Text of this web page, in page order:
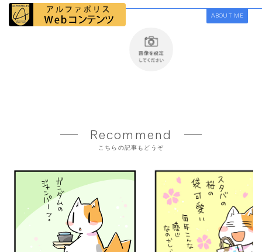
ABOUT ME
Recommend
こちらの記事もどうぞ